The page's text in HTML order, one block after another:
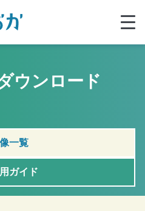
ウンロード
一覧
ガイド